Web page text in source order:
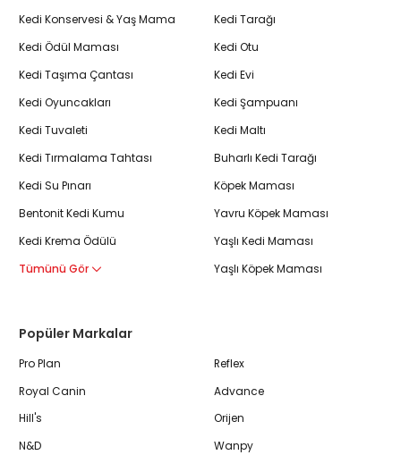
Kedi Konservesi & Yaş Mama
Kedi Ödül Maması
Kedi Taşıma Çantası
Kedi Oyuncakları
Kedi Tuvaleti
Kedi Tırmalama Tahtası
Kedi Su Pınarı
Bentonit Kedi Kumu
Kedi Krema Ödülü
Tümünü Gör
Kedi Tarağı
Kedi Otu
Kedi Evi
Kedi Şampuanı
Kedi Maltı
Buharlı Kedi Tarağı
Köpek Maması
Yavru Köpek Maması
Yaşlı Kedi Maması
Yaşlı Köpek Maması
Popüler Markalar
Pro Plan
Royal Canin
Hill's
N&D
Reflex
Advance
Orijen
Wanpy